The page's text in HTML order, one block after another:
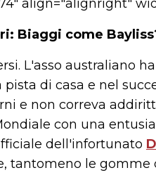
align="alignright"
Biaggi come
L'asso australiano
di casa e nel
e non correva
con una
dell'infortunato
tantomeno le